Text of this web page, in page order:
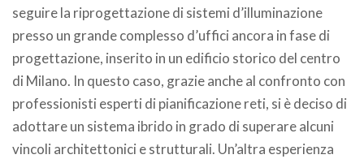
seguire la riprogettazione di sistemi d’illuminazione
presso un grande complesso d’uffici ancora in fase di
progettazione, inserito in un edificio storico del centro
di Milano. In questo caso, grazie anche al confronto con
professionisti esperti di pianificazione reti, si è deciso di
adottare un sistema ibrido in grado di superare alcuni
vincoli architettonici e strutturali. Un’altra esperienza